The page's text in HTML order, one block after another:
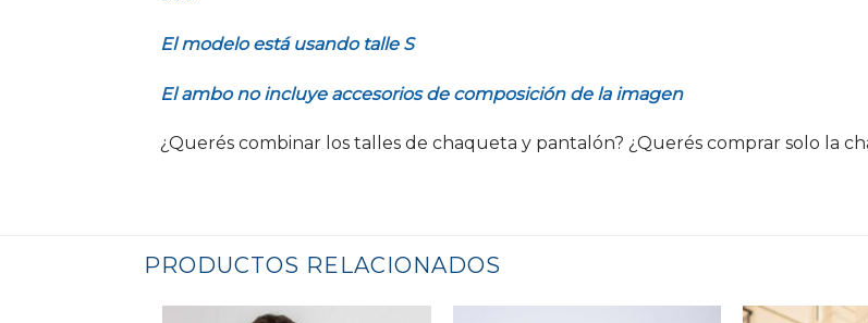
El modelo está usando talle S
El ambo no incluye accesorios de composición de la imagen
¿Querés combinar los talles de chaqueta y pantalón? ¿Querés comprar solo la
PRODUCTOS RELACIONADOS